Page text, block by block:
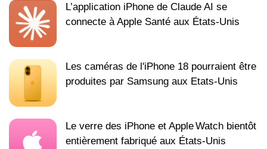
L’application iPhone de Claude AI se
connecte à Apple Santé aux États-Unis
Les caméras de l'iPhone 18 pourraient être
produites par Samsung aux Etats-Unis
Le verre des iPhone et Apple Watch bientôt
entièrement fabriqué aux États-Unis